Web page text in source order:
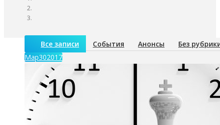
Все записи События Анонсы
Без
Мар302017